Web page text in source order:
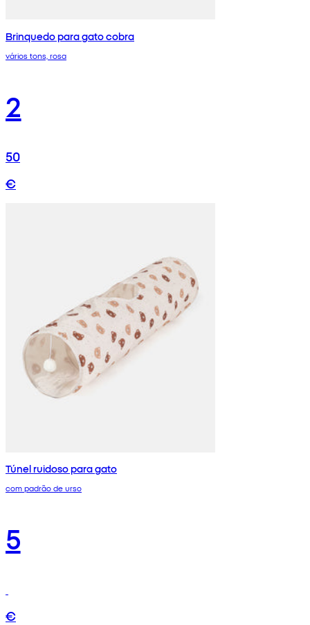
Brinquedo para gato cobra
vários tons, rosa
2
50
€
Túnel ruidoso para gato
com padrão de urso
5
€